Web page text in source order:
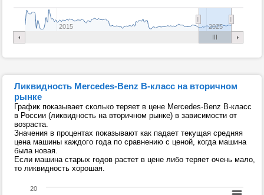
2015 2025
Ликвидность Mercedes-Benz B-класс на вторичном
рынке
График показывает сколько теряет в цене Mercedes-Benz B-класс
в России (ликвидность на вторичном рынке) в зависимости от
возраста.
Значения в процентах показывают как падает текущая средняя
цена машины каждого года по сравнению с ценой, когда машина
была новая.
Если машина старых годов растет в цене либо теряет очень мало,
то ликвидность хорошая.
20